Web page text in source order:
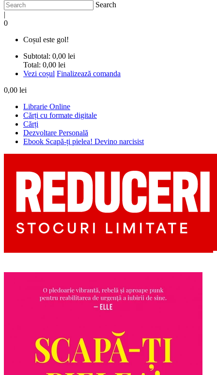
Search
|
0
Coșul este gol!
Subtotal: 0,00 lei
Total: 0,00 lei
Vezi coșul Finalizează comanda
0,00 lei
Librarie Online
Cărți cu formate digitale
Cărți
Dezvoltare Personală
Ebook Scapă-ți pielea! Devino narcisist